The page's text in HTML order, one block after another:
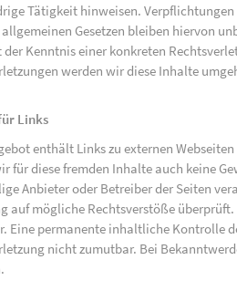
Tätigkeit hinweisen.
Gesetzen bleiben hiervon
Kenntnis einer konkreten
werden wir diese Inhalte
Links
enthält Links zu externen
für diese fremden Inhalte auch keine
Anbieter oder Betreiber der Seiten
auf mögliche Rechtsverstöße
Eine permanente inhaltliche Kontrolle
nicht zumutbar. Bei